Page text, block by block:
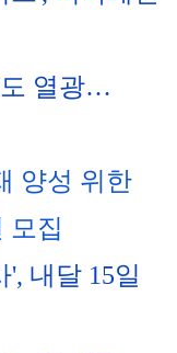
열광…
양성 위한
모집
내달 15일